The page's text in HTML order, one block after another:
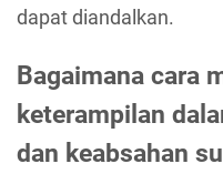
dapat diandalkan.
Bagaimana cara
keterampilan
dan keabsahan